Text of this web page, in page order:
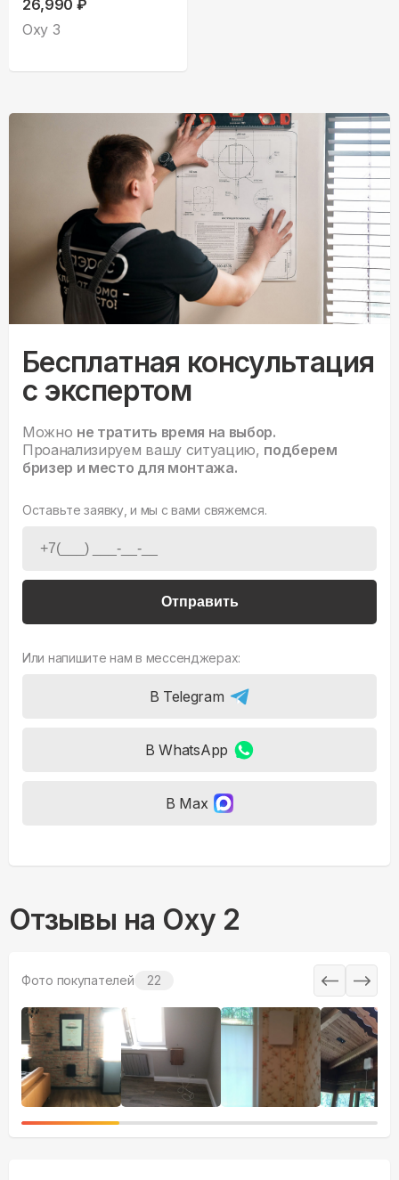
26,990 ₽
Oxy 3
Бесплатная консультация
с экспертом
Можно не тратить время на выбор.
Проанализируем вашу ситуацию, подберем
бризер и место для монтажа.
Оставьте заявку, и мы с вами свяжемся.
Отправить
Или напишите нам в мессенджерах:
В Telegram
В WhatsApp
В Max
Отзывы на Oxy 2
Фото покупателей 22